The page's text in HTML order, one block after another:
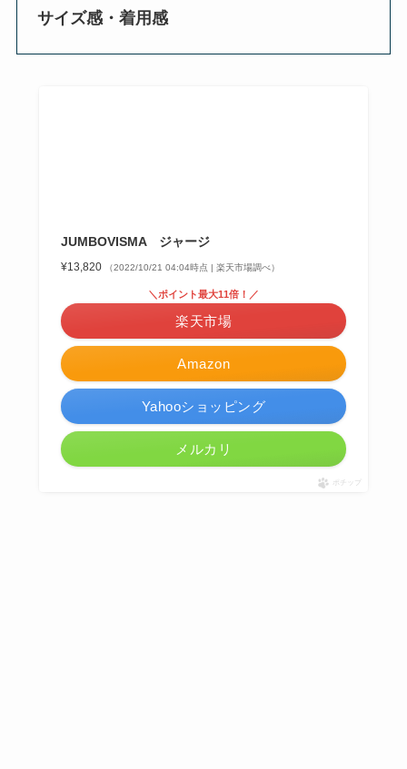
サイズ感・着用感
JUMBOVISMA ジャージ
¥13,820 （2022/10/21 04:04時点 | 楽天市場調べ）
Amazon
＼ポイント最大11倍！／
楽天市場
Yahooショッピング
メルカリ
ポチップ